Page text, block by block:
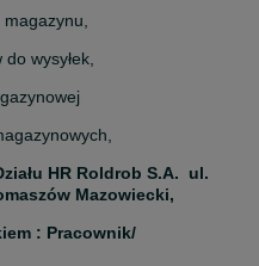
magazynu,
wysyłek,
HR Roldrob S.A.  ul.
Mazowiecki,
: Pracownik/